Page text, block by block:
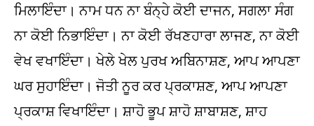
ਮਿਲਾਇੰਦਾ। ਨਾਮ ਧਨ ਨਾ ਬੰਨ੍ਹੇ ਕੋਈ ਦਾਜਨ, ਸਗਲਾ ਸੰਗ
ਨਾ ਕੋਈ ਨਿਭਾਇੰਦਾ। ਨਾ ਕੋਈ ਰੱਖਣਹਾਰਾ ਲਾਜਣ, ਨਾ ਕੋਈ
ਵੇਖ ਵਖਾਇੰਦਾ। ਖੇਲੇ ਖੇਲ ਪੁਰਖ ਅਬਿਨਾਸ਼ਣ, ਆਪ ਆਪਣਾ
ਘਰ ਸੁਹਾਇੰਦਾ। ਜੋਤੀ ਨੂਰ ਕਰ ਪ੍ਰਕਾਸ਼ਣ, ਆਪ ਆਪਣਾ
ਪ੍ਰਕਾਸ਼ ਵਿਖਾਇੰਦਾ। ਸ਼ਾਹੋ ਭੂਪ ਸ਼ਾਹੋ ਸ਼ਾਬਾਸ਼ਣ, ਸ਼ਾਹ